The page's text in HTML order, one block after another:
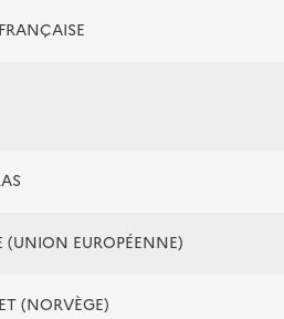
(UNION EUROPÉENNE)
(NORVÈGE)